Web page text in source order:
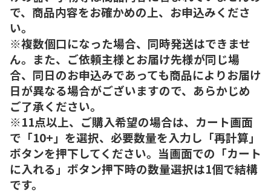
で、商品内容をお確かめの上、お申込みくださ
い。
※複数個口になった場合、同時発送はできませ
ん。また、ご依頼主様とお届け先様が同じ場
合、同日のお申込みであっても商品によりお届け
日が異なる場合がございますので、あらかじめ
ご了承ください。
※11点以上、ご購入希望の場合は、カート画面
で「10+」を選択、必要数量を入力し「再計算」
ボタンを押下してください。当画面での「カート
に入れる」ボタン押下時の数量選択は1個で結構
です。